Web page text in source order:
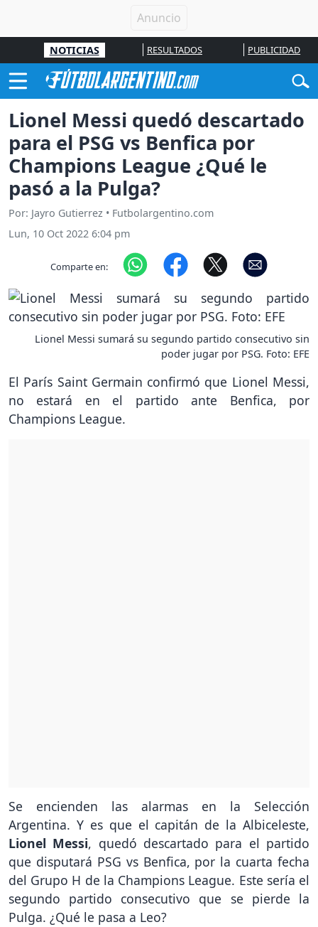
NOTICIAS RESULTADOS PUBLICIDAD
Lionel Messi quedó descartado
para el PSG vs Benfica por
Champions League ¿Qué le
pasó a la Pulga?
Por: Jayro Gutierrez • Futbolargentino.com
Lun, 10 Oct 2022 6:04 pm
Comparte en:
Lionel Messi sumará su segundo partido consecutivo sin
poder jugar por PSG. Foto: EFE
El París Saint Germain confirmó que Lionel Messi,
no estará en el partido ante Benfica, por
Champions League.
Se encienden las alarmas en la Selección
Argentina. Y es que el capitán de la Albiceleste,
Lionel Messi, quedó descartado para el partido
que disputará PSG vs Benfica, por la cuarta fecha
del Grupo H de la Champions League. Este sería el
segundo partido consecutivo que se pierde la
Pulga. ¿Qué le pasa a Leo?